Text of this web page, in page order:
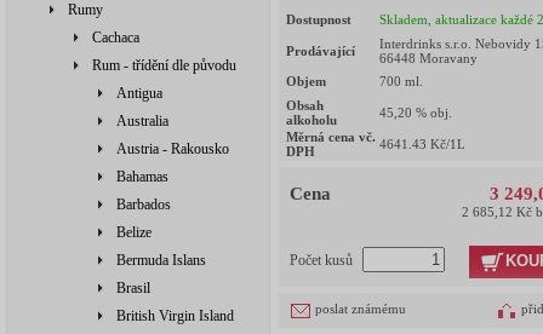
Rumy
Cachaca
Rum - třídění dle původu
Antigua
Australia
Austria - Rakousko
Bahamas
Barbados
Belize
Bermuda Islans
Brasil
British Virgin Island
Dostupnost Skladem, aktualizace každé
Prodávající
Interdrinks s.r.o. Nebovidy
66448 Moravany
Objem
700 ml.
Obsah
alkoholu
45,20 % obj.
Měrná cena vč.
DPH
4641.43 Kč/1L
Cena 3
2 685,12 Kč
Počet kusů
poslat známému